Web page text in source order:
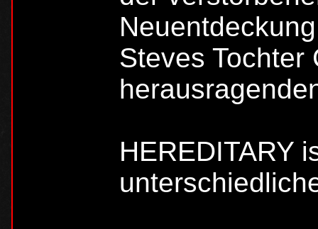
Steves Tochter
HEREDITARY